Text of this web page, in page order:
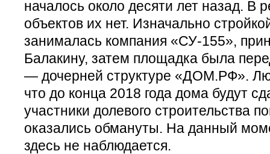
началось около десяти лет назад. В
объектов их нет. Изначально
занималась компания «СУ-155»,
Балакину, затем площадка была
— дочерней структуре «ДОМ.РФ».
что до конца 2018 года дома будут
участники долевого строительства
оказались обмануты. На данный
здесь не наблюдается.